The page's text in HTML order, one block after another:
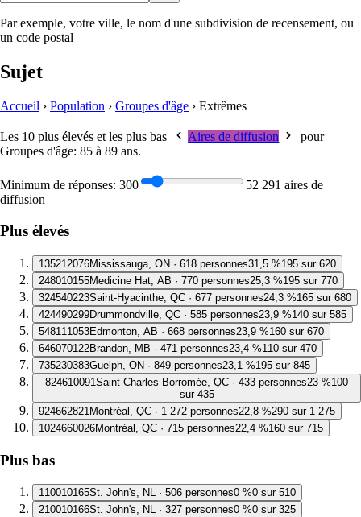
Par exemple, votre ville, le nom d'une subdivision de recensement, ou
un code postal
Sujet
Accueil › Population › Groupes d'âge › Extrêmes
Les 10 plus élevés et les plus bas Aires de diffusion
pour
Groupes d'âge: 85 à 89 ans.
Minimum de réponses: 300
52 291 aires de
diffusion
Plus élevés
1 35212076Mississauga, ON · 618 personnes31,5 %195 sur 620
248010155Medicine Hat, AB · 770 personnes25,3 %195 sur 770
324540223Saint-Hyacinthe, QC · 677 personnes24,3 %165 sur 680
424490299Drummondville, QC · 585 personnes23,9 %140 sur 585
548111053Edmonton, AB · 668 personnes23,9 %160 sur 670
646070122Brandon, MB · 471 personnes23,4 %110 sur 470
735230383Guelph, ON · 849 personnes23,1 %195 sur 845
824610091 Saint-Charles-Borromée, QC · 433 personnes23 %100
sur 435
924662821 Montréal, QC · 1 272 personnes22,8 %290 sur 1 275
1024660026Montréal, QC · 715 personnes22,4 %160 sur 715
Plus bas
110010165St. John's, NL · 506 personnes0 %0 sur 510
210010166St. John's, NL · 327 personnes0 %0 sur 325